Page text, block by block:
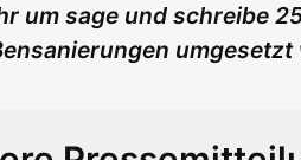
um sage und schreibe
umgesetzt